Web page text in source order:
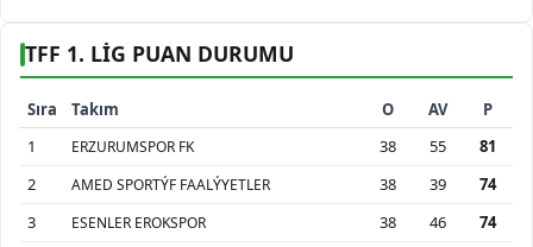
TFF 1. LİG PUAN DURUMU
Sıra Takım O AV
P
1
ERZURUMSPOR FK 38 55
81
2
AMED SPORTÝF FAALÝYETLER 38 39
74
3
ESENLER EROKSPOR 38 46
74